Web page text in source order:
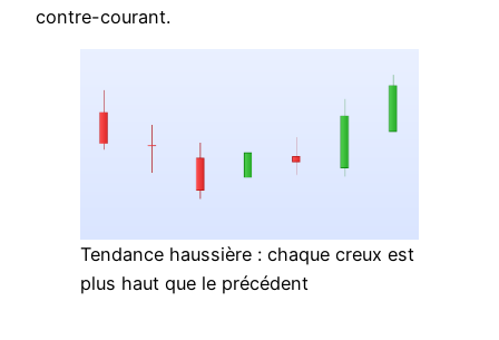
contre-courant.
Tendance haussière : chaque creux est
plus haut que le précédent